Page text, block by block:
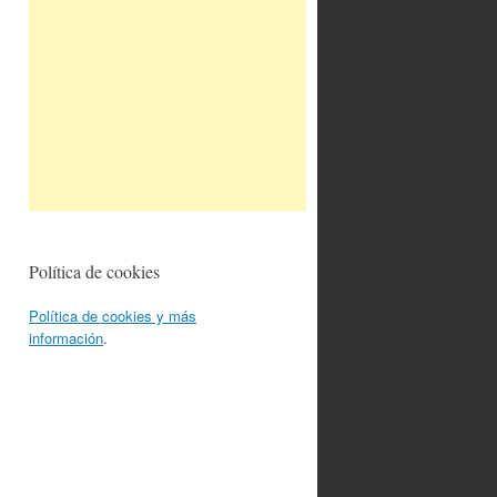
Política de cookies
Política de cookies y más
información.